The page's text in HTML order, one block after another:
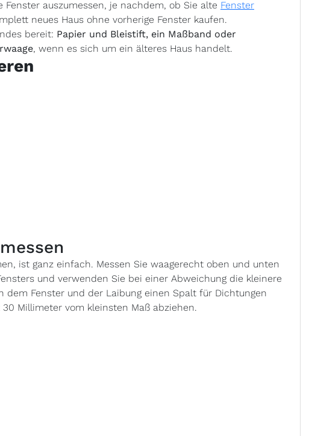
auszumessen, je nachdem, ob Sie alte Fenster
neues Haus ohne vorherige Fenster kaufen.
bereit: Papier und Bleistift, ein Maßband oder
, wenn es sich um ein älteres Haus handelt.
ist ganz einfach. Messen Sie waagerecht oben und unten
und verwenden Sie bei einer Abweichung die kleinere
dem Fenster und der Laibung einen Spalt für Dichtungen
Millimeter vom kleinsten Maß abziehen.